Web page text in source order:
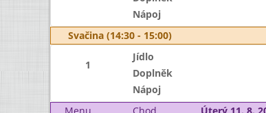
Nápoj
Svačina (14:30 - 15:00)
1
Jídlo
Doplněk
Nápoj